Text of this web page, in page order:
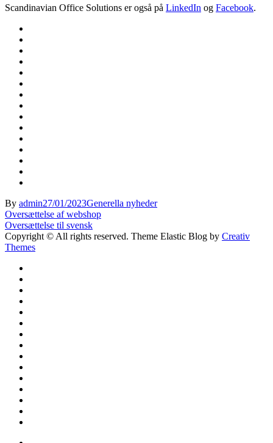
Scandinavian Office Solutions er også på LinkedIn og Facebook.
By admin27/01/2023Generella nyheder
Indlægsnavigation
Oversættelse af webshop
Oversættelse til svensk
Copyright © All rights reserved. Theme Elastic Blog by Creativ
Themes